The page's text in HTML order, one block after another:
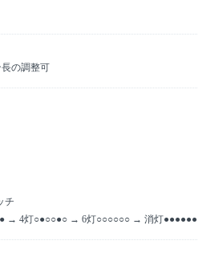
の調整可
チ
→ 4灯○●○○●○ → 6灯○○○○○○ → 消灯●●●●●●